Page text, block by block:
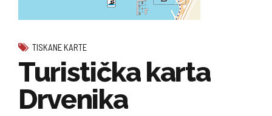
TISKANE KARTE
Turistička karta
Drvenika